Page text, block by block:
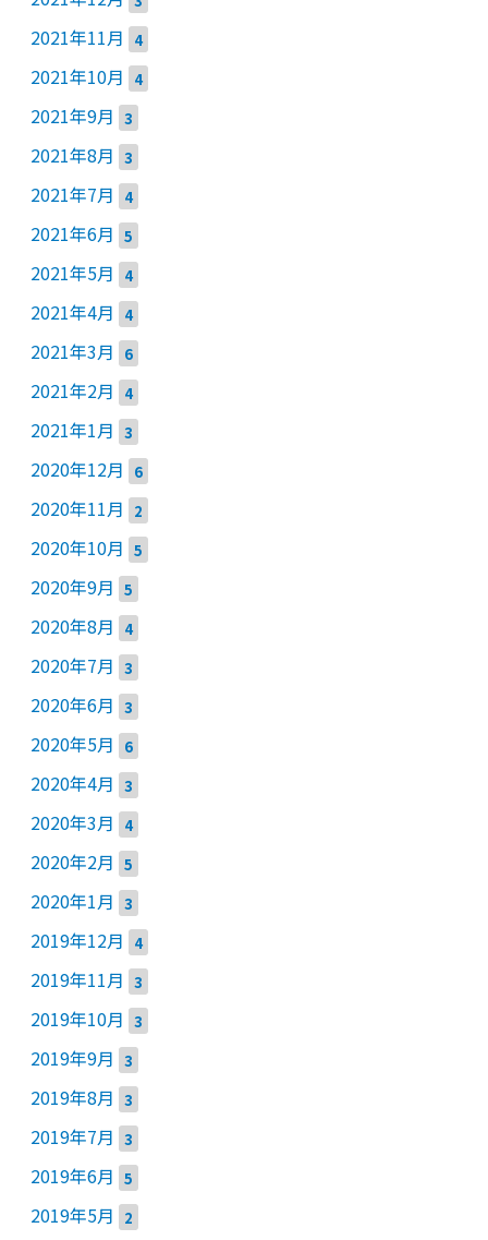
2021年11月 4
2021年10月 4
2021年9月 3
2021年8月 3
2021年7月 4
2021年6月 5
2021年5月 4
2021年4月 4
2021年3月 6
2021年2月 4
2021年1月 3
2020年12月 6
2020年11月 2
2020年10月 5
2020年9月 5
2020年8月 4
2020年7月 3
2020年6月 3
2020年5月 6
2020年4月 3
2020年3月 4
2020年2月 5
2020年1月 3
2019年12月 4
2019年11月 3
2019年10月 3
2019年9月 3
2019年8月 3
2019年7月 3
2019年6月 5
2019年5月 2